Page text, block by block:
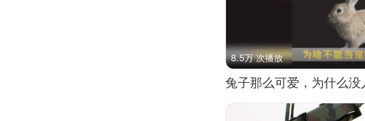
8.5万 次播放
兔子那么可爱，为什么没